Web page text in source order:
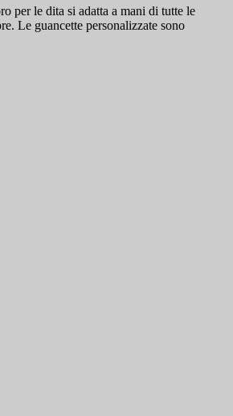
per le dita si adatta a mani di tutte le
Le guancette personalizzate sono